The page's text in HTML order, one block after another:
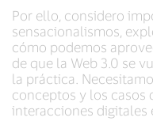
Por ello, considero
sensacionalismos,
cómo podemos
de que la Web 3.0 se
la práctica.
conceptos y los casos
interacciones digitales